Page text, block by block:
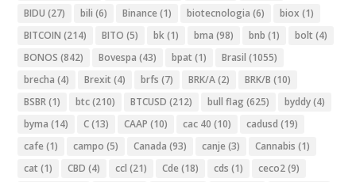
BIDU (27) bili (6) Binance (1) biotecnologia (6) biox (1)
BITCOIN (214) BITO (5) bk(1) bma (98) bnb (1) bolt (4)
BONOS (842) Bovespa (43) bpat (1) Brasil (1055)
brecha (4) Brexit (4) brfs (7) BRK/A(2) BRK/B (10)
BSBR(1) btc(210) BTCUSD (212) bull flag (625) byddy(4)
byma (14) C(13) CAAP (10) cac 40 (10) cadusd (19)
cafe (1) campo (5) Canada (93) canje (3) Cannabis (1)
cat (1) CBD (4) ccl (21) Cde (18) cds (1) ceco2(9)